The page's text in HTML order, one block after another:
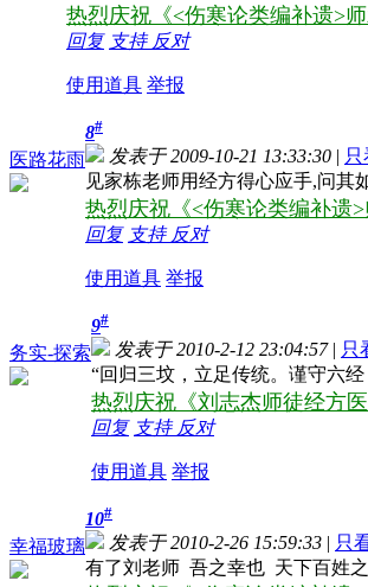
热烈庆祝《<伤寒论类编补遗>
回复 支持 反对
使用道具 举报
医路花雨
8#
发表于 2009-10-21 13:33:30 |
见家栋老师用经方得心应手,问其
热烈庆祝《<伤寒论类编补遗
回复 支持 反对
使用道具 举报
务实-探索
9#
发表于 2010-2-12 23:04:57 | 只
“回归三坟，立足传统。谨守六
热烈庆祝《刘志杰师徒经方
回复 支持 反对
使用道具 举报
幸福玻璃
10#
发表于 2010-2-26 15:59:33 | 只
有了刘老师 吾之幸也 天下百姓